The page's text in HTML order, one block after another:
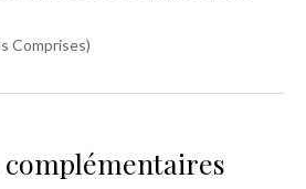
Comprises)